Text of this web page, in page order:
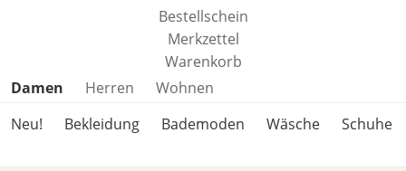
Bestellschein
Merkzettel
Warenkorb
Produktkategorien überspringen
Damen Herren
Wohnen
Neu!
Bekleidung Bademoden Wäsche Schuhe